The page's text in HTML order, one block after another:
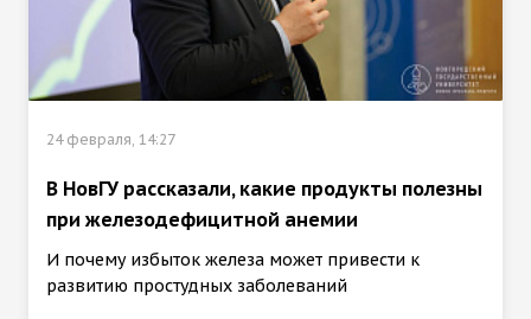
24 февраля, 14:27
В НовГУ рассказали, какие продукты полезны
при железодефицитной анемии
И почему избыток железа может привести к
развитию простудных заболеваний